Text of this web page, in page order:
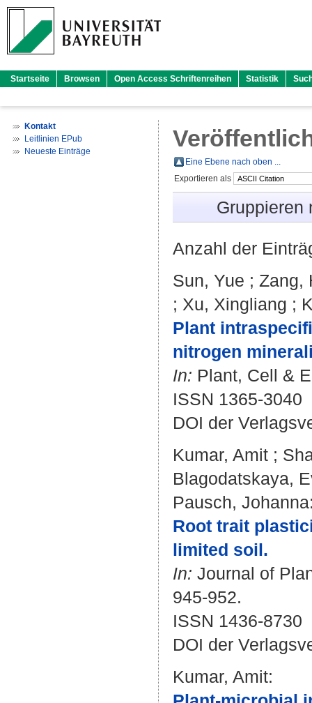
Startseite Browsen Open Access Schriftenreihen Statistik
Kontakt
Leitlinien EPub
Neueste Einträge
Eine Ebene nach oben ...
Exportieren als
Anzahl der
Sun, Yue ; Zang,
; Xu, Xingliang ;
Plant
nitrogen
In: Plant, Cell &
ISSN 1365-3040
DOI der
Kumar, Amit ;
Blagodatskaya,
Pausch, Johanna
Root trait
limited soil.
In: Journal of
945-952.
ISSN 1436-8730
DOI der
Kumar, Amit: